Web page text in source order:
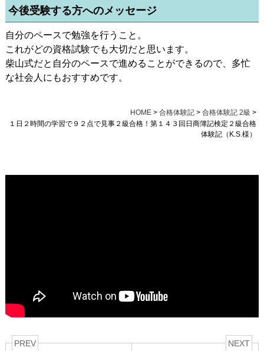
今後受験する方へのメッセージ
自分のペースで勉強を行うこと。
これがどの資格試験でも大切だと思います。
柴山式だと自分のペースで進めることができるので、多忙
な社会人にもおすすめです。
HOME> 合格体験記> 合格体験記 2級 >
１日２時間の学習で９２点で見事２級合格！第１４３回日商簿記検定２級合格
体験記（K.S.様）
PREV NEXT